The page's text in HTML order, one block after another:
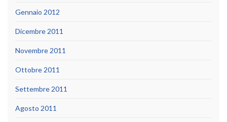
Gennaio 2012
Dicembre 2011
Novembre 2011
Ottobre 2011
Settembre 2011
Agosto 2011